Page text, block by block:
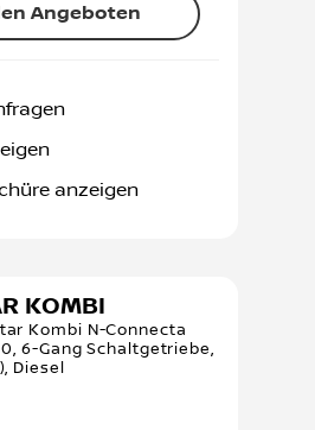
Angeboten
anzeigen
KOMBI
Kombi N-Connecta
6-Gang Schaltgetriebe,
Diesel